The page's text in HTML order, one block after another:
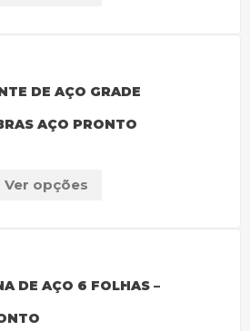
DE AÇO GRADE
AÇO PRONTO
Ver opções
DE AÇO 6 FOLHAS –